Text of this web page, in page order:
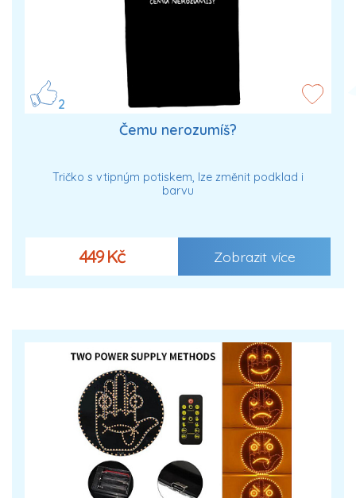
2
Čemu nerozumíš?
Tričko s vtipným potiskem, lze změnit podklad i
barvu
449 Kč Zobrazit více